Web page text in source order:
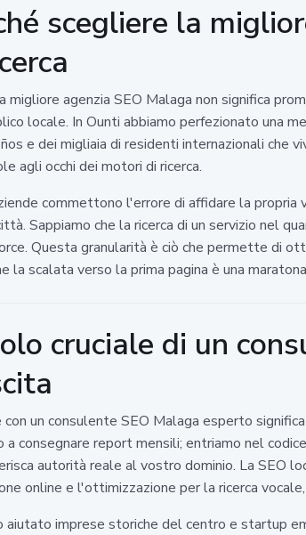
scegliere la
migliore agenzia SEO Malaga non significa
locale. In Ounti abbiamo perfezionato una
e dei migliaia di residenti internazionali che
agli occhi dei motori di ricerca.
commettono l'errore di affidare la propria
Sappiamo che la ricerca di un servizio nel
Questa granularità è ciò che permette di
la scalata verso la prima pagina è una
cruciale di un
con un consulente SEO Malaga esperto
a consegnare report mensili; entriamo nel
autorità reale al vostro dominio. La SEO
online e l'ottimizzazione per la ricerca
aiutato imprese storiche del centro e startup